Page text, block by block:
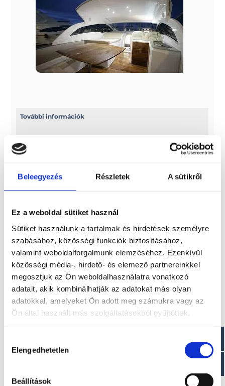
Beleegyezés Részletek A sütikről
Ez a weboldal sütiket használ
Sütiket használunk a tartalmak és hirdetések személyre
szabásához, közösségi funkciók biztosításához,
valamint weboldalforgalmunk elemzéséhez. Ezenkívül
közösségi média-, hirdető- és elemező partnereinkkel
megosztjuk az Ön weboldalhasználatra vonatkozó
adatait, akik kombinálhatják az adatokat más olyan
adatokkal, amelyeket Ön adott meg számukra vagy az
Ön által használt más szolgáltatásokból gyűjtöttek.
kiválasztása
Elengedhetetlen
Beállítások
Hossz: 11,33 m EC minősítésű hossz: 9,93 m Szélesség: 3,45 m
VP D4-300 (2 x 300 LE) Meghajtórendszer: sterndrive
kapacitása : 12 fő
Paraméterek
Üzemanyagtartály: 2×445 l Víztartály: 286 l Merülési
magasság: 0,96 m Holding tank: 110 l Ágyak száma: 4+1
Palló mérete: 3,3 x 0,9 m Restyling: Centrostiledesign
További információk
weboldalon találhatja meg: sessamarine.com